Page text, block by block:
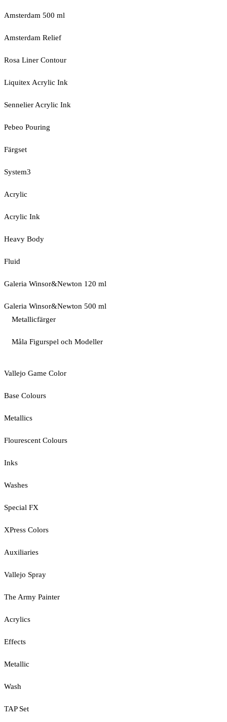
Amsterdam 500 ml
Amsterdam Relief
Rosa Liner Contour
Liquitex Acrylic Ink
Sennelier Acrylic Ink
Pebeo Pouring
Färgset
System3
Acrylic
Acrylic Ink
Heavy Body
Fluid
Galeria Winsor&Newton 120 ml
Galeria Winsor&Newton 500 ml
Metallicfärger
Måla Figurspel och Modeller
Vallejo Game Color
Base Colours
Metallics
Flourescent Colours
Inks
Washes
Special FX
XPress Colors
Auxiliaries
Vallejo Spray
The Army Painter
Acrylics
Effects
Metallic
Wash
TAP Set